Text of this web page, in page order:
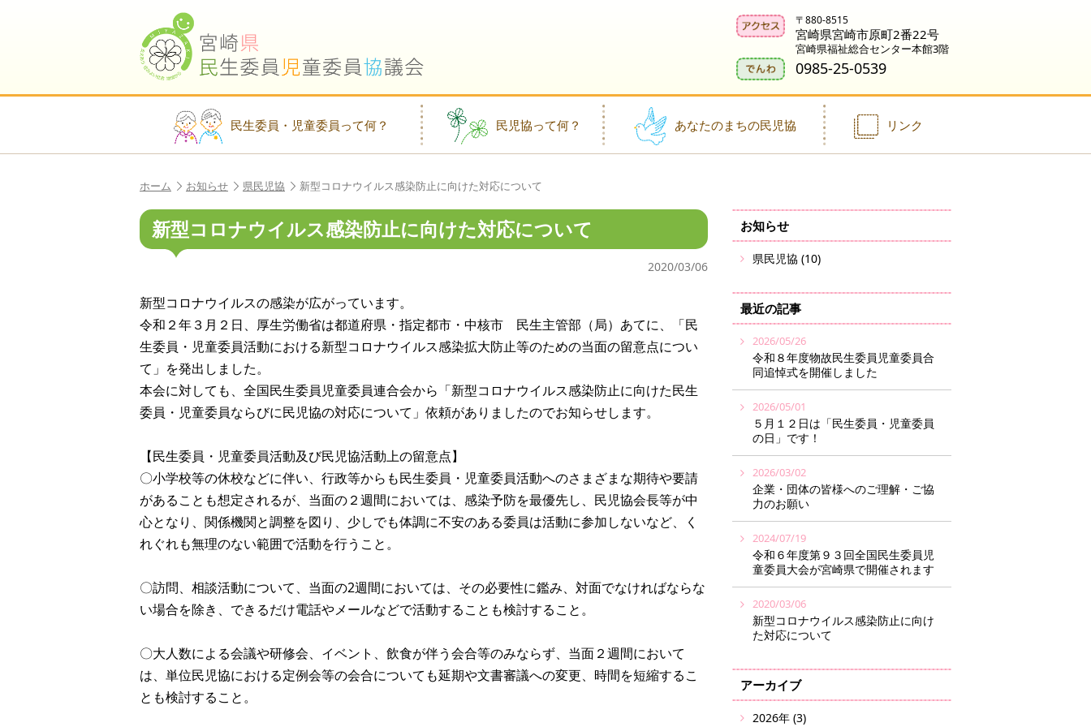
〒880-8515
宮崎県宮崎市原町2番22号
宮崎県福祉総合センター本館3階
0985-25-0539
民生委員・児童委員って何？ 民児協って何？ あなたのまちの民児協 リンク
ホーム お知らせ 県民児協 新型コロナウイルス感染防止に向けた対応について
新型コロナウイルス感染防止に向けた対応について
2020/03/06
新型コロナウイルスの感染が広がっています。
令和２年３月２日、厚生労働省は都道府県・指定都市・中核市 民生主管部（局）あてに、「民
生委員・児童委員活動における新型コロナウイルス感染拡大防止等のための当面の留意点につい
て」を発出しました。
本会に対しても、全国民生委員児童委員連合会から「新型コロナウイルス感染防止に向けた民生
委員・児童委員ならびに民児協の対応について」依頼がありましたのでお知らせします。
【民生委員・児童委員活動及び民児協活動上の留意点】
〇小学校等の休校などに伴い、行政等からも民生委員・児童委員活動へのさまざまな期待や要請
があることも想定されるが、当面の２週間においては、感染予防を最優先し、民児協会長等が中
心となり、関係機関と調整を図り、少しでも体調に不安のある委員は活動に参加しないなど、く
れぐれも無理のない範囲で活動を行うこと。
〇訪問、相談活動について、当面の2週間においては、その必要性に鑑み、対面でなければならな
い場合を除き、できるだけ電話やメールなどで活動することも検討すること。
〇大人数による会議や研修会、イベント、飲食が伴う会合等のみならず、当面２週間において
は、単位民児協における定例会等の会合についても延期や文書審議への変更、時間を短縮するこ
とも検討すること。
お知らせ
県民児協 (10)
最近の記事
2026/05/26
令和８年度物故民生委員児童委員合
同追悼式を開催しました
2026/05/01
５月１２日は「民生委員・児童委員
の日」です！
2026/03/02
企業・団体の皆様へのご理解・ご協
力のお願い
2024/07/19
令和６年度第９３回全国民生委員児
童委員大会が宮崎県で開催されます
2020/03/06
新型コロナウイルス感染防止に向け
た対応について
アーカイブ
2026年 (3)